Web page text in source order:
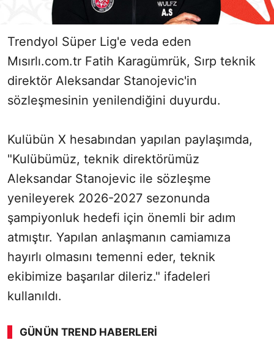
Trendyol Süper Lig'e veda eden
Mısırlı.com.tr Fatih Karagümrük, Sırp teknik
direktör Aleksandar Stanojevic'in
sözleşmesinin yenilendiğini duyurdu.
Kulübün X hesabından yapılan paylaşımda,
"Kulübümüz, teknik direktörümüz
Aleksandar Stanojevic ile sözleşme
yenileyerek 2026-2027 sezonunda
şampiyonluk hedefi için önemli bir adım
atmıştır. Yapılan anlaşmanın camiamıza
hayırlı olmasını temenni eder, teknik
ekibimize başarılar dileriz." ifadeleri
kullanıldı.
GÜNÜN TREND HABERLERI